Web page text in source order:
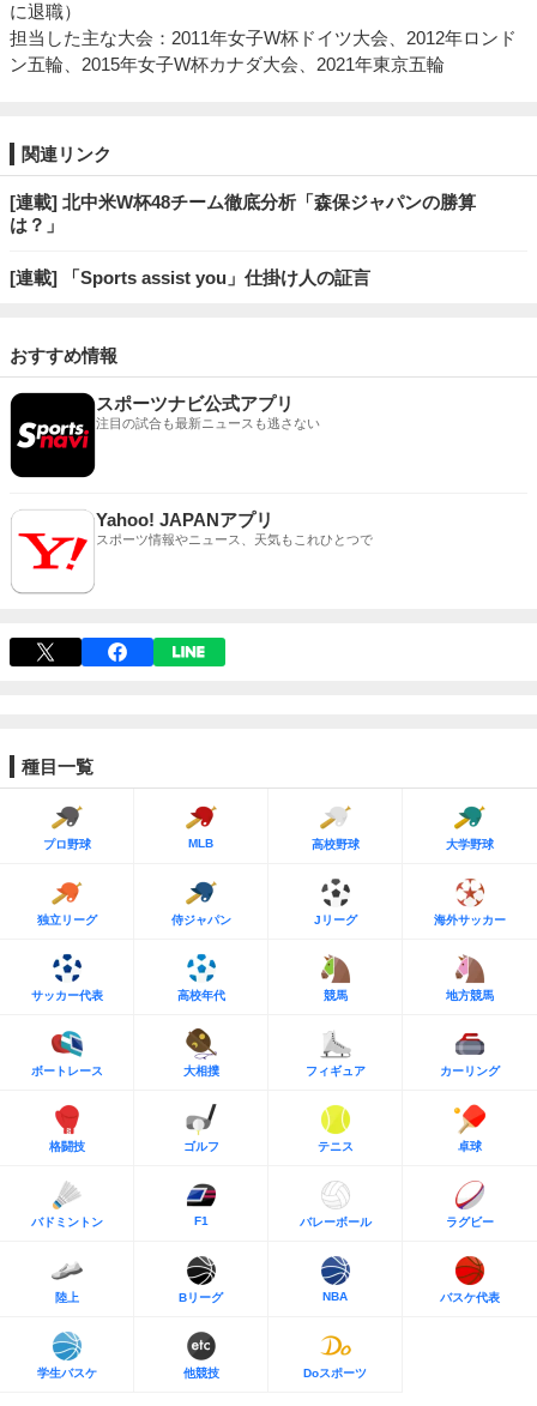
に退職）
担当した主な大会：2011年女子W杯ドイツ大会、2012年ロンド
ン五輪、2015年女子W杯カナダ大会、2021年東京五輪
関連リンク
[連載] 北中米W杯48チーム徹底分析「森保ジャパンの勝算
は？」
[連載] 「Sports assist you」仕掛け人の証言
おすすめ情報
スポーツナビ公式アプリ
注目の試合も最新ニュースも逃さない
Yahoo! JAPANアプリ
スポーツ情報やニュース、天気もこれひとつで
種目一覧
プロ野球 MLB 高校野球 大学野球
独立リーグ 侍ジャパン Jリーグ 海外サッカー
サッカー代表 高校年代 競馬 地方競馬
ボートレース 大相撲 フィギュア カーリング
格闘技 ゴルフ テニス 卓球
バドミントン F1 バレーボール ラグビー
陸上 Bリーグ NBA バスケ代表
学生バスケ 他競技 Doスポーツ